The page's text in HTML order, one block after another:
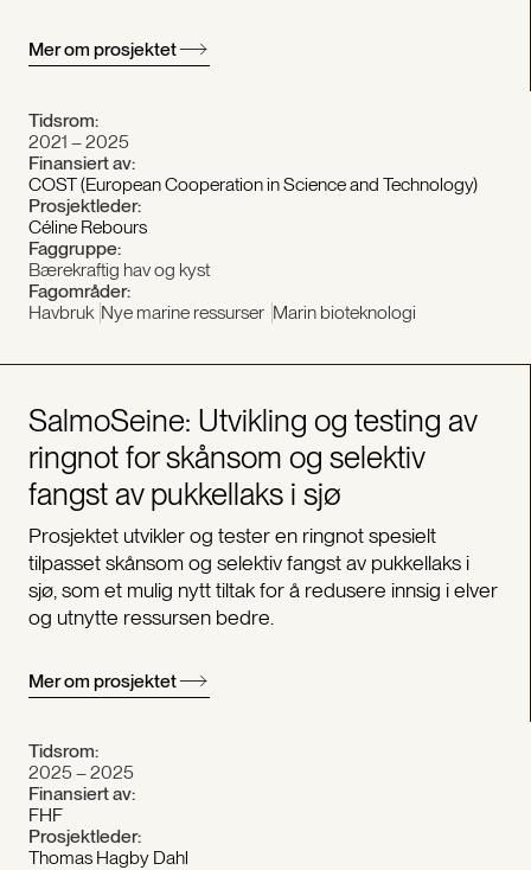
Mer om prosjektet
Tidsrom:
2021 – 2025
Finansiert av:
COST (European Cooperation in Science and Technology)
Prosjektleder:
Céline Rebours
Faggruppe:
Bærekraftig hav og kyst
Fagområder:
Havbruk Nye marine ressurser Marin bioteknologi
SalmoSeine: Utvikling og testing av
ringnot for skånsom og selektiv
fangst av pukkellaks i sjø
Prosjektet utvikler og tester en ringnot spesielt
tilpasset skånsom og selektiv fangst av pukkellaks i
sjø, som et mulig nytt tiltak for å redusere innsig i elver
og utnytte ressursen bedre.
Mer om prosjektet
Tidsrom:
2025 – 2025
Finansiert av:
FHF
Prosjektleder:
Thomas Hagby Dahl